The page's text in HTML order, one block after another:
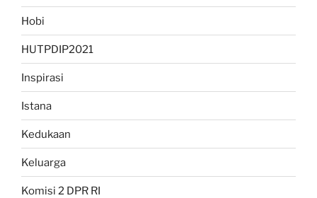
Hobi
HUTPDIP2021
Inspirasi
Istana
Kedukaan
Keluarga
Komisi 2 DPR RI